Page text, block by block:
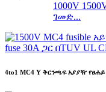
1000V
ገመድ...
4to1 MC4 Y ቅርንጫፍ አያያዥ የፀሐይ